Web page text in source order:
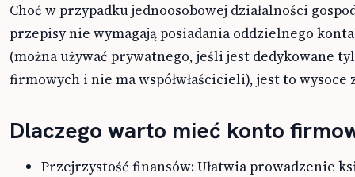
Choć w przypadku jednoosobowej działalności
przepisy nie wymagają posiadania oddzielnego
(można używać prywatnego, jeśli jest dedykowane
firmowych i nie ma współwłaścicieli), jest to wysoce
Dlaczego warto mieć konto
Przejrzystość finansów: Ułatwia prowadzenie